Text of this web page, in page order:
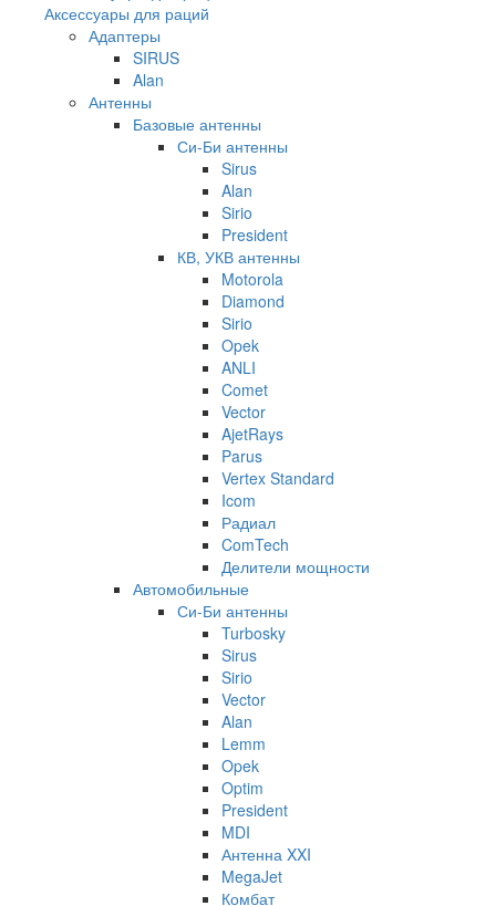
Аксессуары для раций
Адаптеры
SIRUS
Alan
Антенны
Базовые антенны
Си-Би антенны
Sirus
Alan
Sirio
President
КВ, УКВ антенны
Motorola
Diamond
Sirio
Opek
ANLI
Comet
Vector
AjetRays
Parus
Vertex Standard
Icom
Радиал
ComTech
Делители мощности
Автомобильные
Си-Би антенны
Turbosky
Sirus
Sirio
Vector
Alan
Lemm
Opek
Optim
President
MDI
Антенна XXI
MegaJet
Комбат